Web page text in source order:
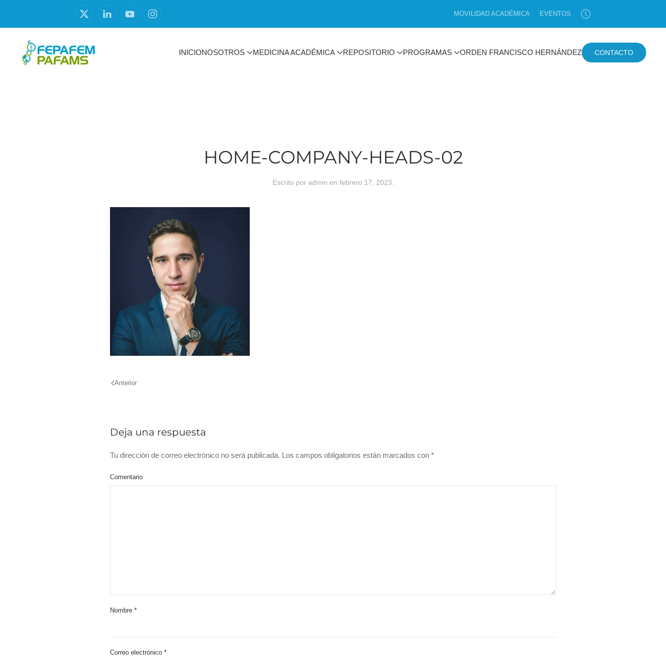
MOVILIDAD ACADÉMICA EVENTOS
INICIONOSOTROS MEDICINA ACADÉMICA REPOSITORIO PROGRAMAS ORDEN FRANCISCO HERNÁNDEZ CONTACTO
HOME-COMPANY-HEADS-02
Escrito por admin en febrero 17, 2023
Anterior
Deja una respuesta
Tu dirección de correo electrónico no será publicada. Los campos obligatorios están marcados con *
Comentario
Nombre *
Correo electrónico *